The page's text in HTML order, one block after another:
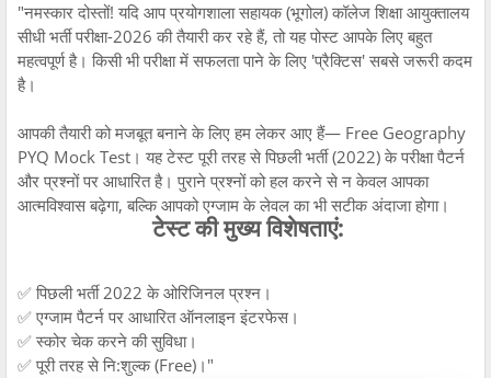
"नमस्कार दोस्तों! यदि आप प्रयोगशाला सहायक (भूगोल) कॉलेज शिक्षा आयुक्तालय
सीधी भर्ती परीक्षा-2026 की तैयारी कर रहे हैं, तो यह पोस्ट आपके लिए बहुत
महत्वपूर्ण है। किसी भी परीक्षा में सफलता पाने के लिए 'प्रैक्टिस' सबसे जरूरी कदम
है।
आपकी तैयारी को मजबूत बनाने के लिए हम लेकर आए हैं— Free Geography
PYQ Mock Test। यह टेस्ट पूरी तरह से पिछली भर्ती (2022) के परीक्षा पैटर्न
और प्रश्नों पर आधारित है। पुराने प्रश्नों को हल करने से न केवल आपका
आत्मविश्वास बढ़ेगा, बल्कि आपको एग्जाम के लेवल का भी सटीक अंदाजा होगा।
टेस्ट की मुख्य विशेषताएं:
✅ पिछली भर्ती 2022 के ओरिजिनल प्रश्न।
✅ एग्जाम पैटर्न पर आधारित ऑनलाइन इंटरफेस।
✅ स्कोर चेक करने की सुविधा।
✅ पूरी तरह से नि:शुल्क (Free)।"